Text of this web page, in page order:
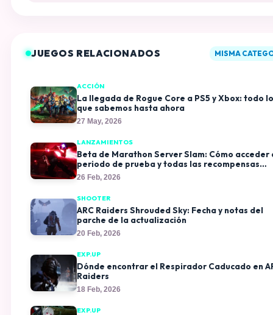
JUEGOS RELACIONADOS MISMA
ACCIÓN
La llegada de Rogue Core a PS5 y Xbox: todo lo
que sabemos hasta ahora
27 May, 2026
LANZAMIENTOS
Beta de Marathon Server Slam: Cómo acceder
periodo de prueba y todas las recompensas
exclusivas
26 Feb, 2026
SHOOTER
ARC Raiders Shrouded Sky: Fecha y notas del
parche de la actualización
20 Feb, 2026
EXP.UP
Dónde encontrar el Respirador Caducado en
Raiders
18 Feb, 2026
EXP.UP